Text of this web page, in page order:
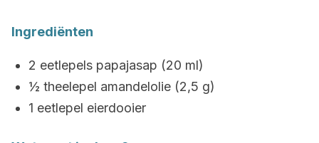
Ingrediënten
2 eetlepels papajasap (20 ml)
½ theelepel amandelolie (2,5 g)
1 eetlepel eierdooier